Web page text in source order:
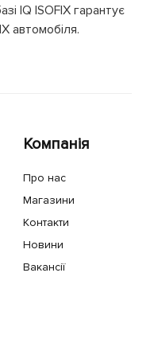
IQ ISOFIX гарантує
автомобіля.
Компанія
Про нас
Магазини
Контакти
Новини
Вакансії